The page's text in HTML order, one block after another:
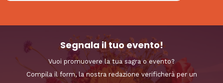
Segnala il tuo evento!
Vuoi promuovere la tua sagra o evento?
Compila il form, la nostra redazione verificherà per un